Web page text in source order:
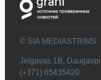
© SIA MEDIASTRIMS
Jelgavas 1B,
(+371) 65435420